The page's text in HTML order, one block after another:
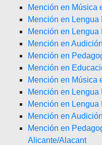
Mención en Música
Mención en Lengua
Mención en Lengua
Mención en
Mención en
Mención en
Mención en Música
Mención en Lengua
Mención en
Mención en
Mención en
Alicante/Alacant